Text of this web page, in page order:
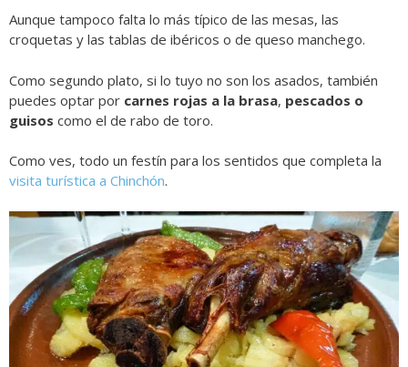
Aunque tampoco falta lo más típico de las mesas, las
croquetas y las tablas de ibéricos o de queso manchego.
Como segundo plato, si lo tuyo no son los asados, también
puedes optar por carnes rojas a la brasa, pescados o
guisos como el de rabo de toro.
Como ves, todo un festín para los sentidos que completa la
visita turística a Chinchón.